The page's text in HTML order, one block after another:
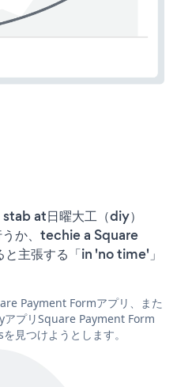
at日曜大工（diy）
か、techie a Square
主張する「in 'no time'」
Payment Formアプリ、また
プリSquare Payment Form
見つけようとします。